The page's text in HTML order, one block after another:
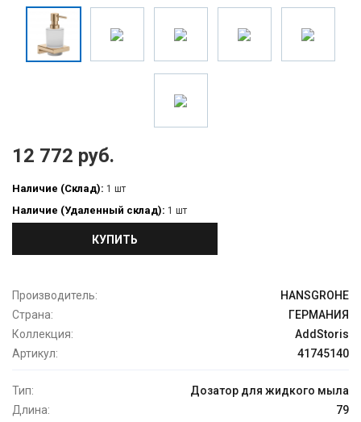
12 772 руб.
Наличие (Склад): 1 шт
Наличие (Удаленный склад): 1 шт
КУПИТЬ
Производитель:
HANSGROHE
Страна:
ГЕРМАНИЯ
Коллекция:
AddStoris
Артикул:
41745140
Тип:
Дозатор для жидкого мыла
Длина:
79